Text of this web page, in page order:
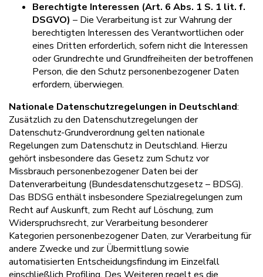
Berechtigte Interessen (Art. 6 Abs. 1 S. 1 lit. f.
DSGVO) – Die Verarbeitung ist zur Wahrung der
berechtigten Interessen des Verantwortlichen oder
eines Dritten erforderlich, sofern nicht die Interessen
oder Grundrechte und Grundfreiheiten der betroffenen
Person, die den Schutz personenbezogener Daten
erfordern, überwiegen.
Nationale Datenschutzregelungen in Deutschland:
Zusätzlich zu den Datenschutzregelungen der
Datenschutz-Grundverordnung gelten nationale
Regelungen zum Datenschutz in Deutschland. Hierzu
gehört insbesondere das Gesetz zum Schutz vor
Missbrauch personenbezogener Daten bei der
Datenverarbeitung (Bundesdatenschutzgesetz – BDSG).
Das BDSG enthält insbesondere Spezialregelungen zum
Recht auf Auskunft, zum Recht auf Löschung, zum
Widerspruchsrecht, zur Verarbeitung besonderer
Kategorien personenbezogener Daten, zur Verarbeitung für
andere Zwecke und zur Übermittlung sowie
automatisierten Entscheidungsfindung im Einzelfall